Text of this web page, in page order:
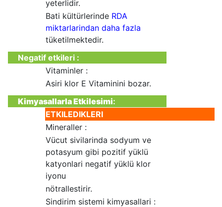
yeterlidir.
Bati kültürlerinde RDA
miktarlarindan daha fazla
tüketilmektedir.
Negatif etkileri :
Vitaminler :
Asiri klor E Vitaminini bozar.
Kimyasallarla Etkilesimi:
ETKILEDIKLERI
Mineraller :
Vücut sivilarinda sodyum ve
potasyum gibi pozitif yüklü
katyonlari negatif yüklü klor
iyonu
nötrallestirir.
Sindirim sistemi kimyasallari :